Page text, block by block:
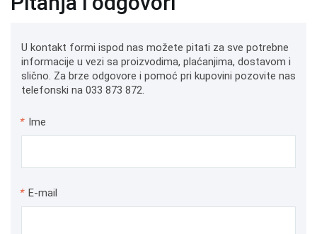
U kontakt formi ispod nas možete pitati za sve potrebne
informacije u vezi sa proizvodima, plaćanjima, dostavom i
slično. Za brze odgovore i pomoć pri kupovini pozovite nas
telefonski na 033 873 872.
* Ime
* E-mail